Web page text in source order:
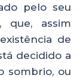
pelo seu
que, assim
de
decidido a
sombrio, ou